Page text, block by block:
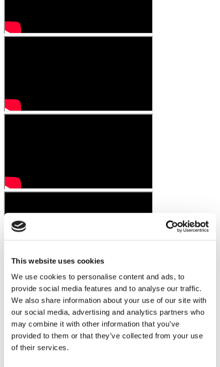
This website uses cookies
We use cookies to personalise content and ads, to
provide social media features and to analyse our traffic.
We also share information about your use of our site with
our social media, advertising and analytics partners who
may combine it with other information that you’ve
provided to them or that they’ve collected from your use
of their services.